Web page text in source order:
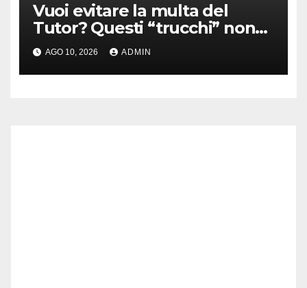
Vuoi evitare la multa del
Tutor? Questi “trucchi” non
servono a nulla
AGO 10, 2026 ADMIN